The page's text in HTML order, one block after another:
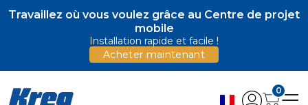
Travaillez où vous voulez grâce au Centre de projet
mobile
Installation rapide et facile !
Acheter maintenant
0